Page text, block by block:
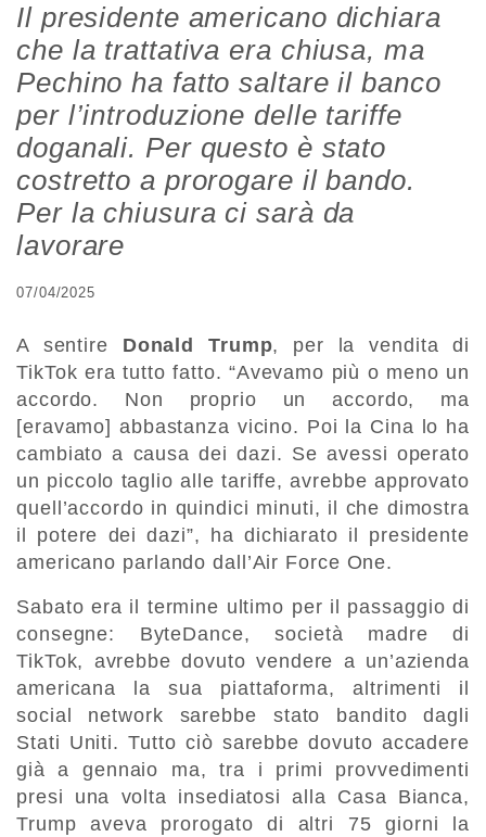
Il presidente americano dichiara
che la trattativa era chiusa, ma
Pechino ha fatto saltare il banco
per l’introduzione delle tariffe
doganali. Per questo è stato
costretto a prorogare il bando.
Per la chiusura ci sarà da
lavorare
07/04/2025
A sentire Donald Trump, per la vendita di
TikTok era tutto fatto. “Avevamo più o meno un
accordo. Non proprio un accordo, ma
[eravamo] abbastanza vicino. Poi la Cina lo ha
cambiato a causa dei dazi. Se avessi operato
un piccolo taglio alle tariffe, avrebbe approvato
quell’accordo in quindici minuti, il che dimostra
il potere dei dazi”, ha dichiarato il presidente
americano parlando dall’Air Force One.
Sabato era il termine ultimo per il passaggio di
consegne: ByteDance, società madre di
TikTok, avrebbe dovuto vendere a un’azienda
americana la sua piattaforma, altrimenti il
social network sarebbe stato bandito dagli
Stati Uniti. Tutto ciò sarebbe dovuto accadere
già a gennaio ma, tra i primi provvedimenti
presi una volta insediatosi alla Casa Bianca,
Trump aveva prorogato di altri 75 giorni la